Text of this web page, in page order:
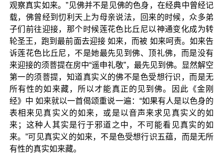
观察真实如来。”见佛并不是见佛的色身，在经典中曾经记
载，佛曾经到忉利天上为母亲说法，回来的时候，众多弟
子们前往迎接，那个时候莲花色比丘尼以神通变化成为转
轮圣王，跑到最前面去迎接 如来，而被 如来呵责。如来告
诉莲花色比丘尼，不是她最先见到佛、顶礼佛，而是没有
来迎接的须菩提在房中“遥申礼敬”，最先见到佛。显然解空
第一的须菩提，知道真实义的佛不是色受想行识，而是无
所有性的如来藏，所以才能真正的见到佛。因此《金刚
经》中 如来就以一首偈颂重说一遍：“如果有人是以色身的
表相来见真实义的如来，或是以音声来求见真实义的如
来；这种人其实是行于邪道之中，不可能看见真实的如
来。”可见真实义的如来，不是色受想行识五蕴，而是无所
有性的真实如来藏。